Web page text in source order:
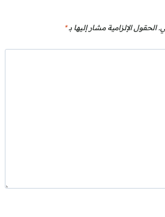
الحقول الإلزامية مشار إليها بـ*